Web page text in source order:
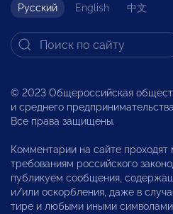
Русский English 中文
© 2023 Общероссийская
и среднего
Все права защищены.
Комментарии на сайте
требованиям российского
публикуем сообщения,
и/или оскорбления, даже в
тире и любыми иными